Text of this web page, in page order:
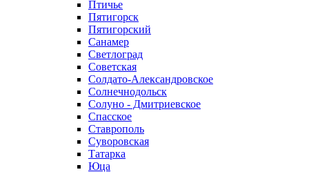
Птичье
Пятигорск
Пятигорский
Санамер
Светлоград
Советская
Солдато-Александровское
Солнечнодольск
Солуно - Дмитриевское
Спасское
Ставрополь
Суворовская
Татарка
Юца